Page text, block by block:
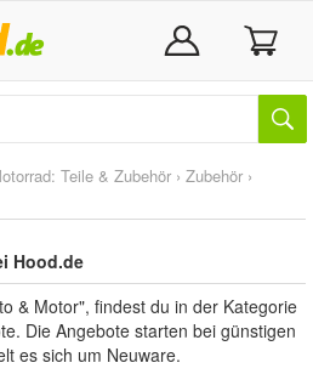
Teile & Zubehör › Zubehör ›
Hood.de
& Motor", findest du in der Kategorie
Die Angebote starten bei günstigen
es sich um Neuware.